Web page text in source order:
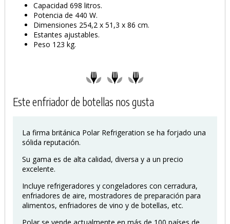
Capacidad 698 litros.
Potencia de 440 W.
Dimensiones 254,2 x 51,3 x 86 cm.
Estantes ajustables.
Peso 123 kg.
Este enfriador de botellas nos gusta
La firma británica Polar Refrigeration se ha forjado una
sólida reputación.
Su gama es de alta calidad, diversa y a un precio
excelente.
Incluye refrigeradores y congeladores con cerradura,
enfriadores de aire, mostradores de preparación para
alimentos, enfriadores de vino y de botellas, etc.